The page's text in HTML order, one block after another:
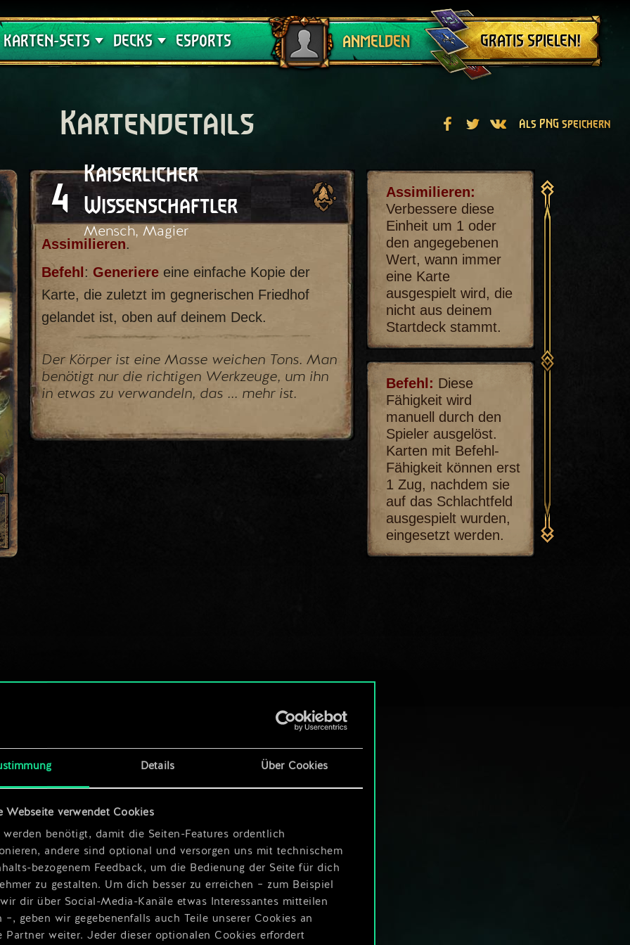
Details Über Cookies
Webseite verwendet Cookies
werden benötigt, damit die Seiten-Features ordentlich
andere sind optional und versorgen uns mit technischem
bezogenem Feedback, um die Bedienung der Seite für dich
zu gestalten. Um dich besser zu erreichen – zum Beispiel
dir über Social-Media-Kanäle etwas Interessantes mitteilen
–, geben wir gegebenenfalls auch Teile unserer Cookies an
Partner weiter. Jeder dieser optionalen Cookies erfordert
KARTEN-SETS
Crimson Curse
DECKS
Deck-Leitfäden
ESPORTS ANMELDEN
Abmelden
GRATIS SPIELEN!
Kartendetails Als PNG speichern
4
Kaiserlicher
Wissenschaftler
Mensch, Magier
Assimilieren.
Befehl : Generiereeine einfache Kopie der
Karte, die zuletzt im gegnerischen Friedhof
gelandet ist, oben auf deinem Deck.
Der Körper ist eine Masse weichen Tons. Man
benötigt nur die richtigen Werkzeuge, um ihn
in etwas zu verwandeln, das ... mehr ist.
Assimilieren:
Verbessere diese
Einheit um 1 oder
den angegebenen
Wert, wann immer
eine Karte
ausgespielt wird, die
nicht aus deinem
Startdeck stammt.
Befehl: Diese
Fähigkeit wird
manuell durch den
Spieler ausgelöst.
Karten mit Befehl-
Fähigkeit können erst
1 Zug, nachdem sie
auf das Schlachtfeld
ausgespielt wurden,
eingesetzt werden.